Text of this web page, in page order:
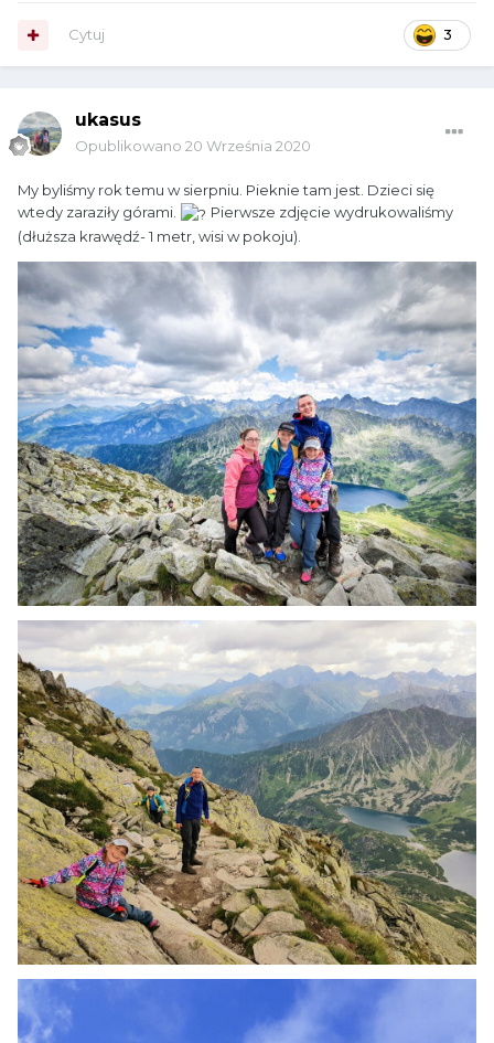
3
Cytuj
ukasus
Opublikowano 20 Września 2020
My byliśmy rok temu w sierpniu. Pieknie tam jest. Dzieci się
wtedy zaraziły górami.
Pierwsze zdjęcie wydrukowaliśmy
(dłuższa krawędź- 1 metr, wisi w pokoju).